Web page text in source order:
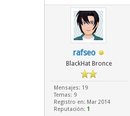
rafseo
BlackHat Bronce
Mensajes: 19
Temas: 9
Registro en: Mar 2014
Reputación: 1